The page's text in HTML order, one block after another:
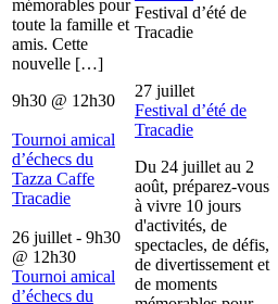
mémorables pour
toute la famille et
amis. Cette
nouvelle […]
9h30 @ 12h30
Tournoi amical
d’échecs du
Tazza Caffe
Tracadie
26 juillet - 9h30
@ 12h30
Tournoi amical
d’échecs du
Festival d’été de
Tracadie
27 juillet
Festival d’été de
Tracadie
Du 24 juillet au 2
août, préparez-vous
à vivre 10 jours
d'activités, de
spectacles, de défis,
de divertissement et
de moments